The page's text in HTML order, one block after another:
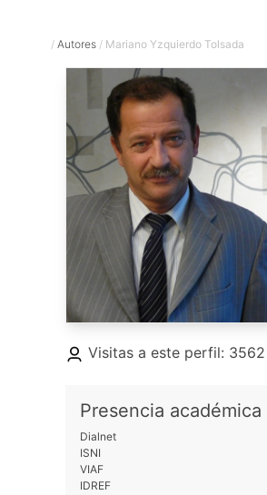
/ Autores / Mariano Yzquierdo Tolsada
Visitas a este perfil: 3562
Presencia académica
Dialnet
ISNI
VIAF
IDREF